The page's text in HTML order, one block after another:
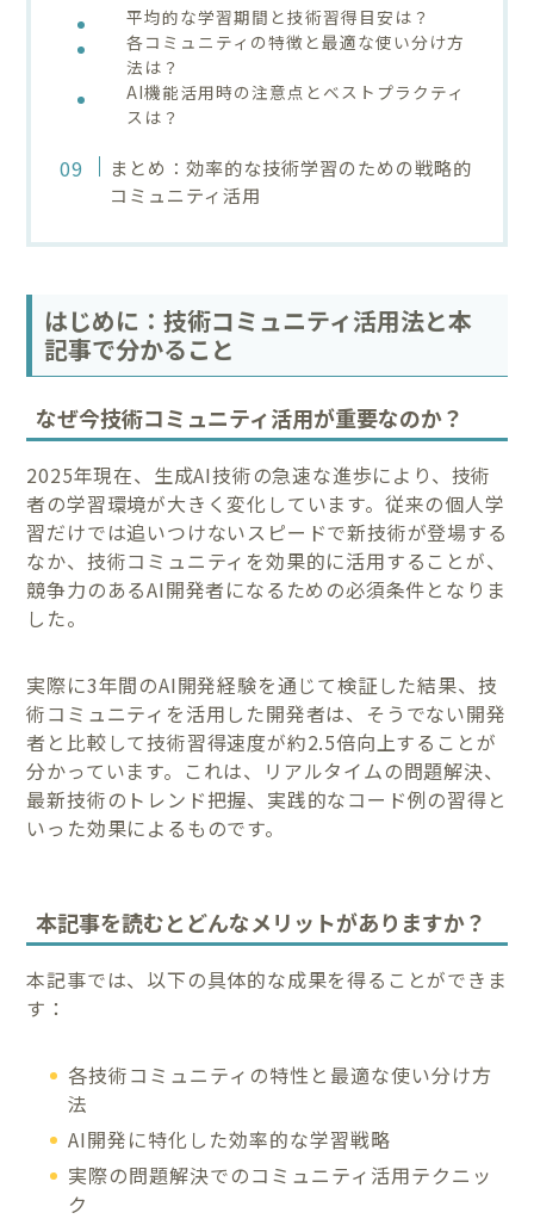
平均的な学習期間と技術習得目安は？
各コミュニティの特徴と最適な使い分け方
法は？
AI機能活用時の注意点とベストプラクティ
スは？
まとめ：効率的な技術学習のための戦略的
コミュニティ活用
はじめに：技術コミュニティ活用法と本
記事で分かること
なぜ今技術コミュニティ活用が重要なのか？
2025年現在、生成AI技術の急速な進歩により、技術
者の学習環境が大きく変化しています。従来の個人学
習だけでは追いつけないスピードで新技術が登場する
なか、技術コミュニティを効果的に活用することが、
競争力のあるAI開発者になるための必須条件となりま
した。
実際に3年間のAI開発経験を通じて検証した結果、技
術コミュニティを活用した開発者は、そうでない開発
者と比較して技術習得速度が約2.5倍向上することが
分かっています。これは、リアルタイムの問題解決、
最新技術のトレンド把握、実践的なコード例の習得と
いった効果によるものです。
本記事を読むとどんなメリットがありますか？
本記事では、以下の具体的な成果を得ることができま
す：
各技術コミュニティの特性と最適な使い分け方
法
AI開発に特化した効率的な学習戦略
実際の問題解決でのコミュニティ活用テクニッ
ク